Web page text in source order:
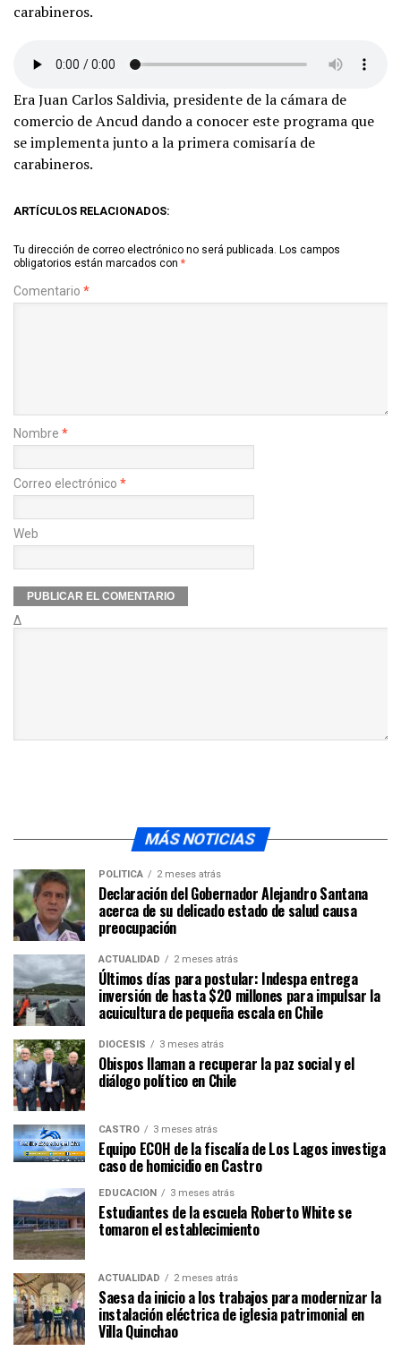
carabineros.
Era Juan Carlos Saldivia, presidente de la cámara de
comercio de Ancud dando a conocer este programa que
se implementa junto a la primera comisaría de
carabineros.
ARTÍCULOS RELACIONADOS:
Tu dirección de correo electrónico no será publicada. Los campos
obligatorios están marcados con *
Comentario *
Nombre *
Correo electrónico *
Web
Δ
MÁS NOTICIAS
POLÍTICA 2 meses atrás
Declaración del Gobernador Alejandro Santana
acerca de su delicado estado de salud causa
preocupación
ACTUALIDAD 2 meses atrás
Últimos días para postular: Indespa entrega
inversión de hasta $20 millones para impulsar la
acuicultura de pequeña escala en Chile
DIÓCESIS 3 meses atrás
Obispos llaman a recuperar la paz social y el
diálogo político en Chile
CASTRO 3 meses atrás
Equipo ECOH de la fiscalía de Los Lagos investiga
caso de homicidio en Castro
EDUCACIÓN 3 meses atrás
Estudiantes de la escuela Roberto White se
tomaron el establecimiento
ACTUALIDAD 2 meses atrás
Saesa da inicio a los trabajos para modernizar la
instalación eléctrica de iglesia patrimonial en
Villa Quinchao